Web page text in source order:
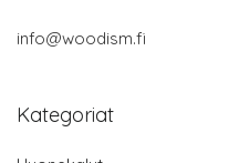
info@woodism.fi
Kategoriat